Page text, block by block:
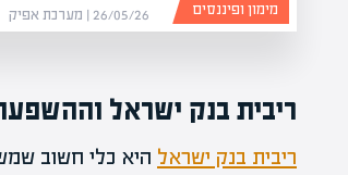
26/05/26 | מערכת אפיק מימון ופיננסים
ריבית בנק ישראל
ריבית בנק ישראל היא כלי חשוב